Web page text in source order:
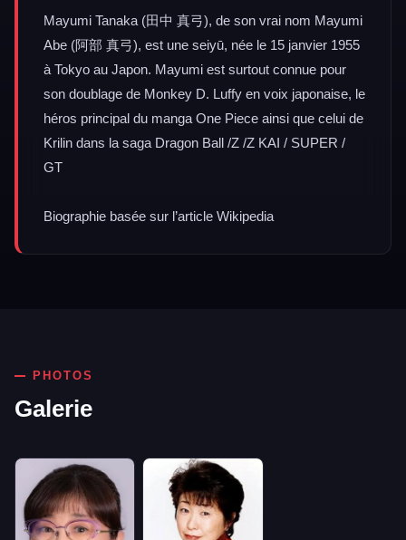
Mayumi Tanaka (田中 真弓), de son vrai nom Mayumi
Abe (阿部 真弓), est une seiyū, née le 15 janvier 1955
à Tokyo au Japon. Mayumi est surtout connue pour
son doublage de Monkey D. Luffy en voix japonaise, le
héros principal du manga One Piece ainsi que celui de
Krilin dans la saga Dragon Ball /Z /Z KAI / SUPER /
GT
Biographie basée sur l’article Wikipedia
PHOTOS
Galerie